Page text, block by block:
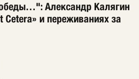
Александр Калягин
Cetera» и переживаниях за